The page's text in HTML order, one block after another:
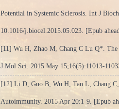
Potential in Systemic Sclerosis. Int J
10.1016/j.biocel.2015.05.023. [Epub
[11] Wu H, Zhao M, Chang C Lu Q*.
J Mol Sci. 2015 May 15;16(5):11013-
[12] Li D, Guo B, Wu H, Tan L, Chang
Autoimmunity. 2015 Apr 20:1-9. [Epub